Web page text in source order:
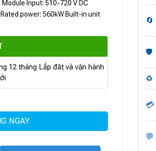
VNĐ.
Input: 510-720 V DC
power: 560kW Built-in unit
12 tháng Lắp đặt và vận hành
NGAY
🔄
🛡️
♻️
💳
💬